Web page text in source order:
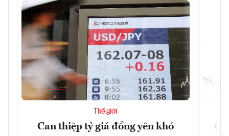
Thế giới
Can thiệp tỷ giá đồng yên khó